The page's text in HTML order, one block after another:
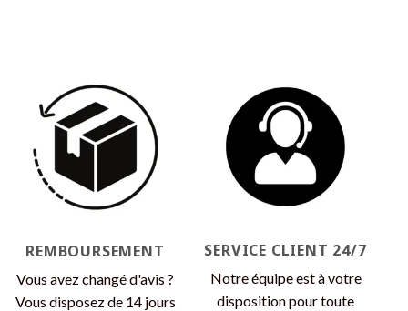
REMBOURSEMENT
Vous avez changé d'avis ?
Vous disposez de 14 jours
SERVICE CLIENT 24/7
Notre équipe est à votre
disposition pour toute